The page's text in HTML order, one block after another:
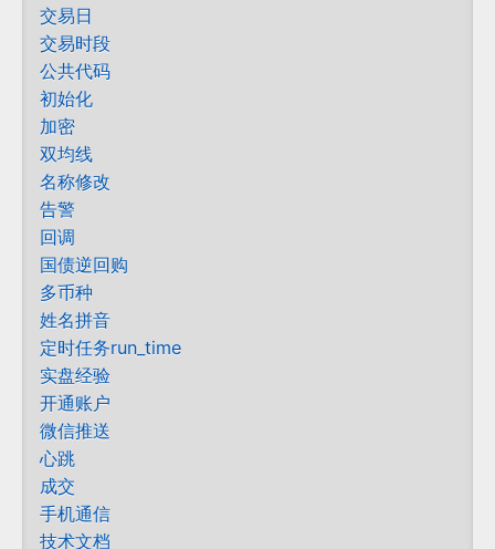
交易日
交易时段
公共代码
初始化
加密
双均线
名称修改
告警
回调
国债逆回购
多币种
姓名拼音
定时任务run_time
实盘经验
开通账户
微信推送
心跳
成交
手机通信
技术文档